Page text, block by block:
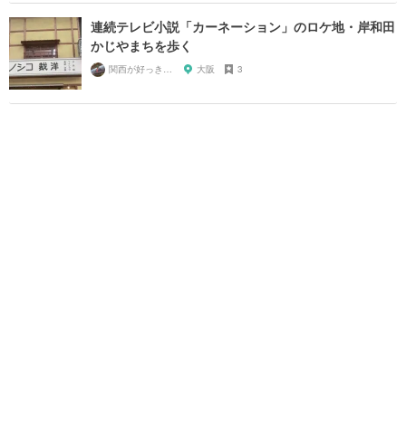
連続テレビ小説「カーネーション」のロケ地・岸和田
かじやまちを歩く
関西が好っきゃねん 大阪 3